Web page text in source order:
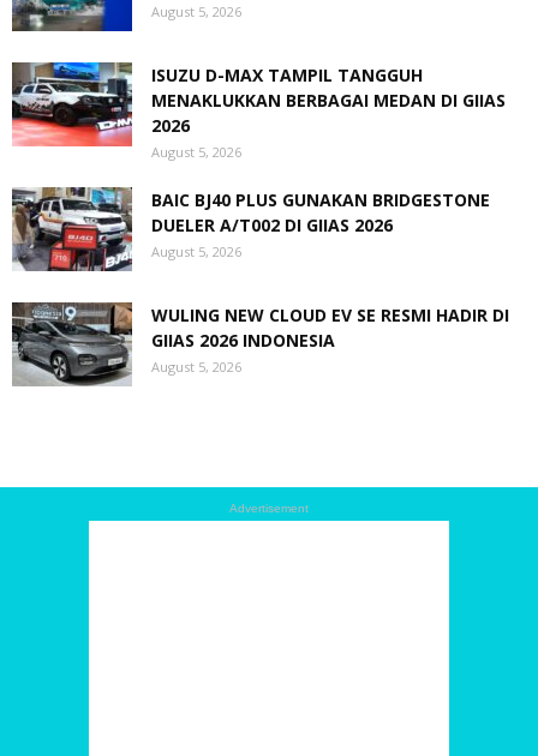
August 5, 2026
ISUZU D-MAX TAMPIL TANGGUH
MENAKLUKKAN BERBAGAI MEDAN DI GIIAS
2026
August 5, 2026
BAIC BJ40 PLUS GUNAKAN BRIDGESTONE
DUELER A/T002 DI GIIAS 2026
August 5, 2026
WULING NEW CLOUD EV SE RESMI HADIR DI
GIIAS 2026 INDONESIA
August 5, 2026
Advertisement